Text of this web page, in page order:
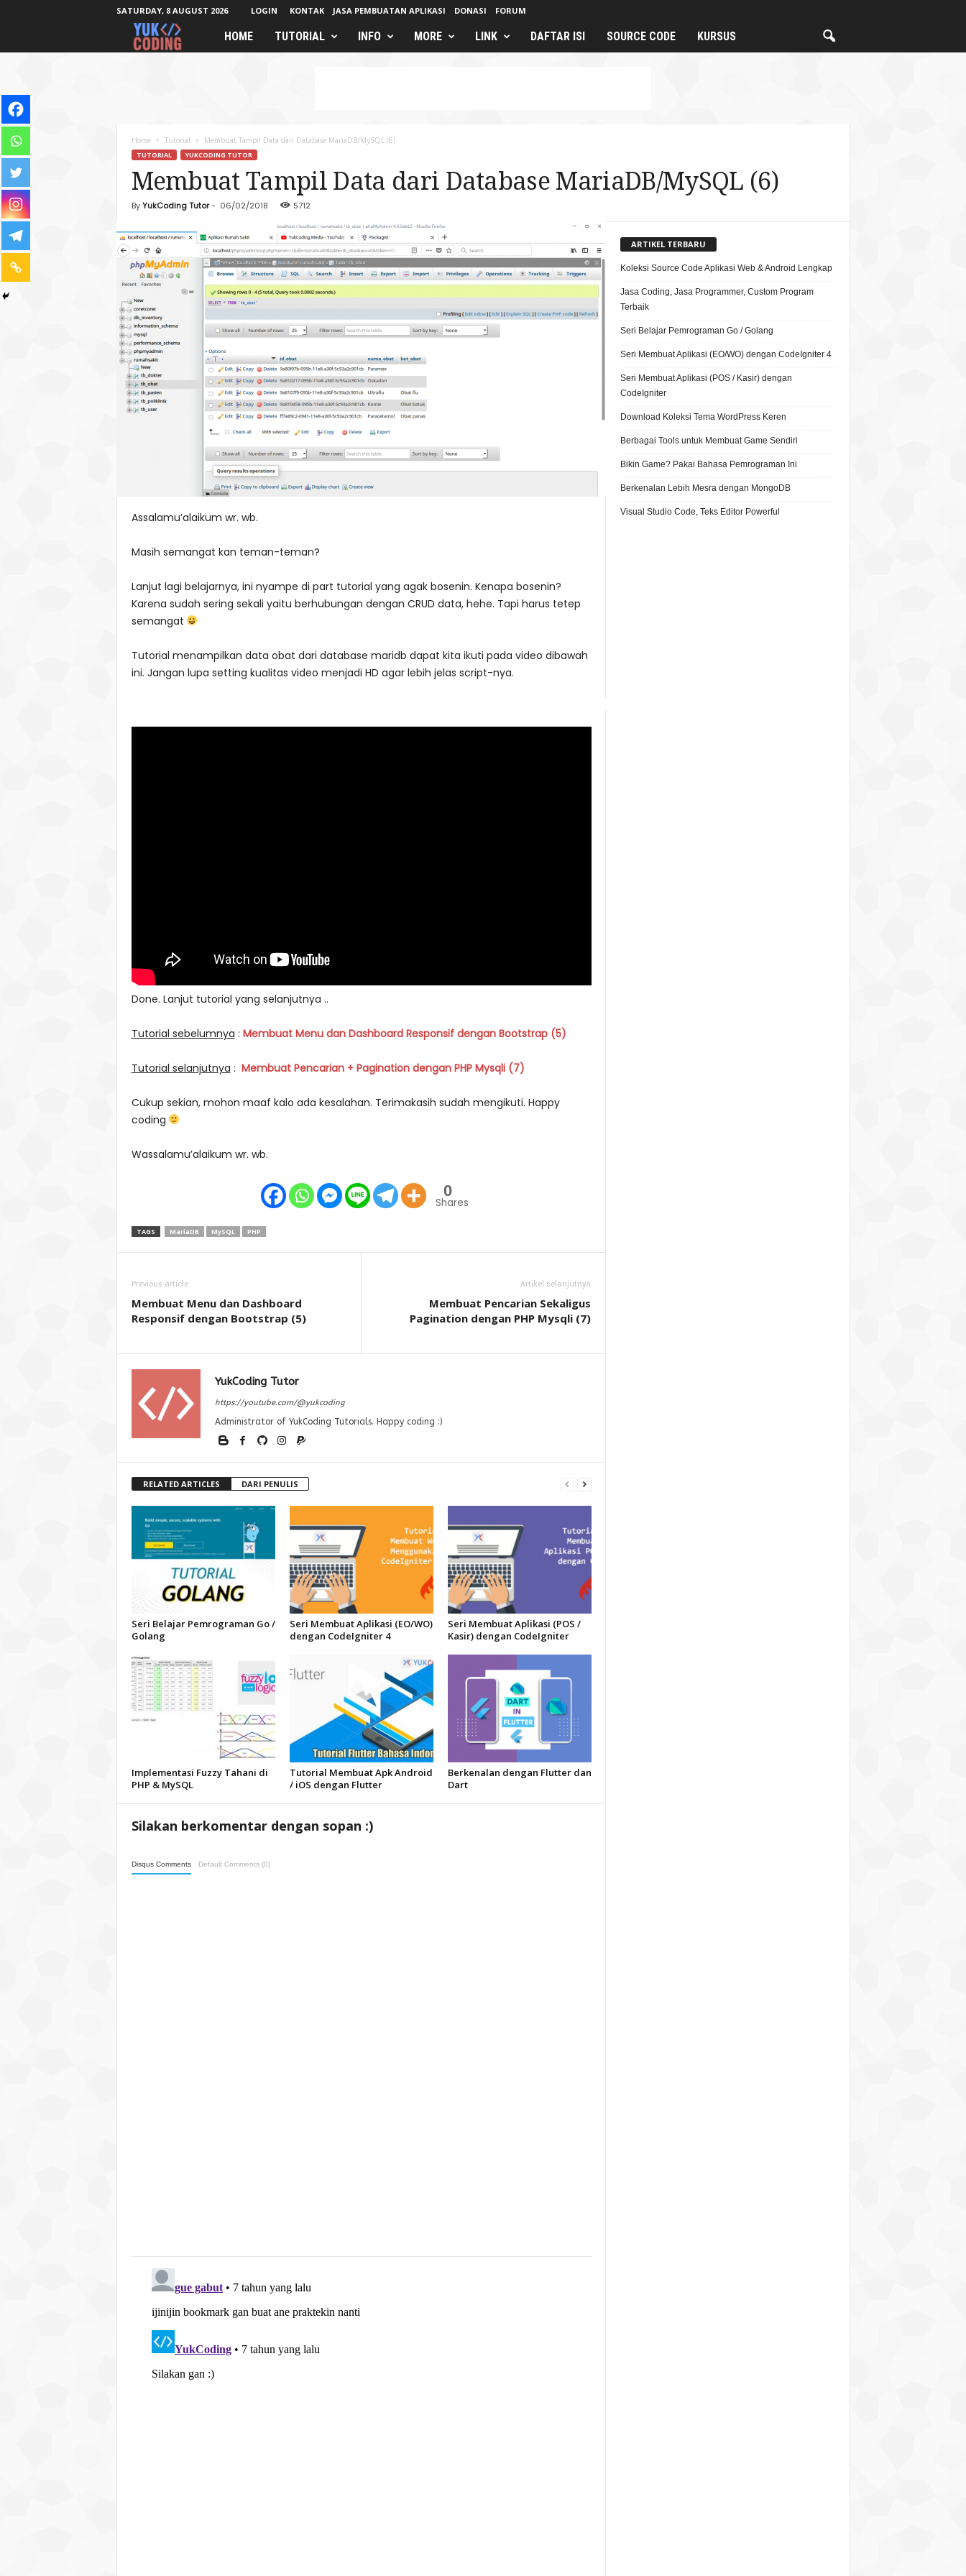
SATURDAY, 8 AUGUST 2026 LOGIN KONTAK JASA PEMBUATAN APLIKASI DONASI FORUM
o
n
g
HOME TUTORIAL INFO MORE LINK DAFTAR ISI SOURCE CODE KURSUS
Home Tutorial Membuat Tampil Data dari Database MariaDB/MySQL (6)
TUTORIAL YUKCODING TUTOR
Membuat Tampil Data dari Database MariaDB/MySQL (6)
By YukCoding Tutor- 06/02/2018 5712
Assalamu’alaikum wr. wb.
Masih semangat kan teman-teman?
Lanjut lagi belajarnya, ini nyampe di part tutorial yang agak bosenin. Kenapa bosenin?
Karena sudah sering sekali yaitu berhubungan dengan CRUD data, hehe. Tapi harus tetep
semangat
Tutorial menampilkan data obat dari database maridb dapat kita ikuti pada video dibawah
ini. Jangan lupa setting kualitas video menjadi HD agar lebih jelas script-nya.
Done. Lanjut tutorial yang selanjutnya ..
Tutorial sebelumnya : Membuat Menu dan Dashboard Responsif dengan Bootstrap (5)
Tutorial selanjutnya : Membuat Pencarian + Pagination dengan PHP Mysqli (7)
Cukup sekian, mohon maaf kalo ada kesalahan. Terimakasih sudah mengikuti. Happy
coding
Wassalamu’alaikum wr. wb.
0
Shares
TAGS MariaDB MySQL PHP
Previous article
Membuat Menu dan Dashboard
Responsif dengan Bootstrap (5)
Artikel selanjutnya
Membuat Pencarian Sekaligus
Pagination dengan PHP Mysqli (7)
YukCoding Tutor
https://youtube.com/@yukcoding
Administrator of YukCoding Tutorials. Happy coding :)
RELATED ARTICLES DARI PENULIS
Seri Belajar Pemrograman Go /
Golang
Seri Membuat Aplikasi (EO/WO)
dengan CodeIgniter 4
Seri Membuat Aplikasi (POS /
Kasir) dengan CodeIgniter
Implementasi Fuzzy Tahani di
PHP & MySQL
Tutorial Membuat Apk Android
/ iOS dengan Flutter
Berkenalan dengan Flutter dan
Dart
Silakan berkomentar dengan sopan :)
Disqus Comments Default Comments (0)
ARTIKEL TERBARU
Koleksi Source Code Aplikasi Web & Android Lengkap
Jasa Coding, Jasa Programmer, Custom Program
Terbaik
Seri Belajar Pemrograman Go / Golang
Seri Membuat Aplikasi (EO/WO) dengan CodeIgniter 4
Seri Membuat Aplikasi (POS / Kasir) dengan
CodeIgniter
Download Koleksi Tema WordPress Keren
Berbagai Tools untuk Membuat Game Sendiri
Bikin Game? Pakai Bahasa Pemrograman Ini
Berkenalan Lebih Mesra dengan MongoDB
Visual Studio Code, Teks Editor Powerful